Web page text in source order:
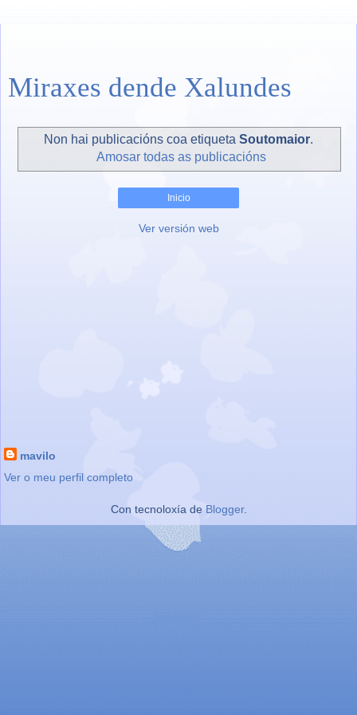
Miraxes dende Xalundes
Non hai publicacións coa etiqueta Soutomaior.
Amosar todas as publicacións
Inicio
Ver versión web
mavilo
Ver o meu perfil completo
Con tecnoloxía de Blogger.